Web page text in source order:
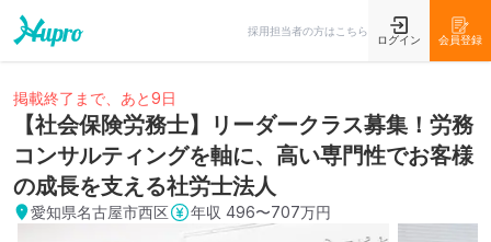
採用担当者の方はこちら
ログイン 会員登録
掲載終了まで、あと9日
【社会保険労務士】リーダークラス募集！労務
コンサルティングを軸に、高い専門性でお客様
の成長を支える社労士法人
愛知県名古屋市西区 年収 496〜707万円